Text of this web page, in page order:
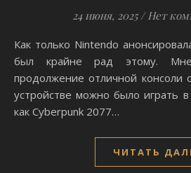
24 июня, 2025 / Нет
Как только Nintendo анонсировала Nintendo Switch 2, я
был крайне рад этому. Мне
продолжение отличной
устройстве можно было играть
как Cyberpunk 2077…
ЧИТАТЬ